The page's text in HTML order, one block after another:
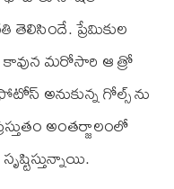
ప్రేమికుల
మరోసారి ఆ త్రో
అనుకున్న గోల్స్ ను
అంతర్జాలంలో